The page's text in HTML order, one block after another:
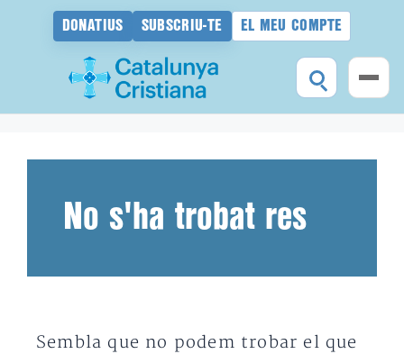
DONATIUS SUBSCRIU-TE EL MEU COMPTE
No s'ha trobat res
Sembla que no podem trobar el que